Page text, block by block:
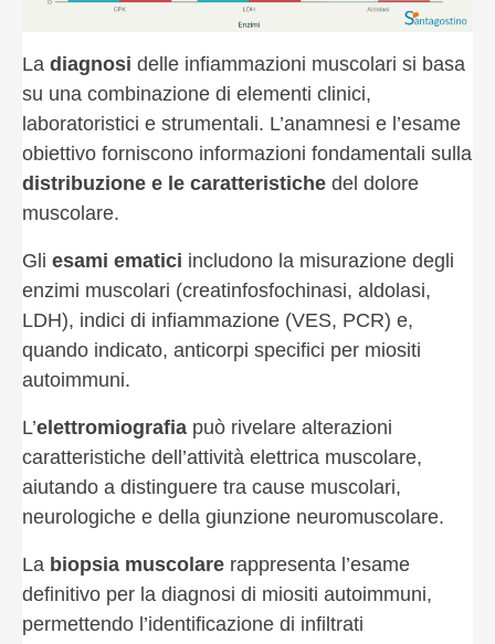
La diagnosi delle infiammazioni muscolari si basa
su una combinazione di elementi clinici,
laboratoristici e strumentali. L’anamnesi e l’esame
obiettivo forniscono informazioni fondamentali sulla
distribuzione e le caratteristiche del dolore
muscolare.
Gli esami ematici includono la misurazione degli
enzimi muscolari (creatinfosfochinasi, aldolasi,
LDH), indici di infiammazione (VES, PCR) e,
quando indicato, anticorpi specifici per miositi
autoimmuni.
L’elettromiografia può rivelare alterazioni
caratteristiche dell’attività elettrica muscolare,
aiutando a distinguere tra cause muscolari,
neurologiche e della giunzione neuromuscolare.
La biopsia muscolare rappresenta l’esame
definitivo per la diagnosi di miositi autoimmuni,
permettendo l’identificazione di infiltrati